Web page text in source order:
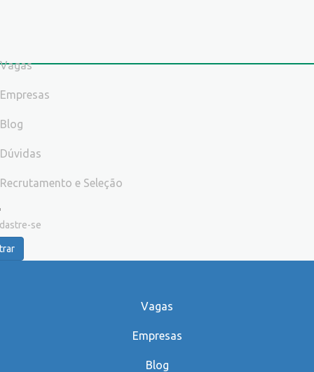
Vagas
Empresas
Blog
Dúvidas
Recrutamento e Seleção
se
Vagas
Empresas
Blog